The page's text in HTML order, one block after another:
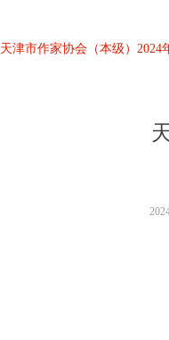
天津市作家协会（本级）2024